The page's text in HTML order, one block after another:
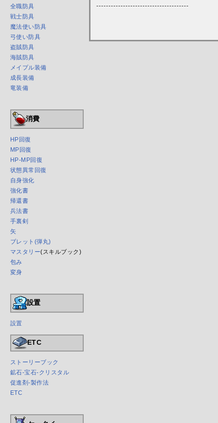
全職防具
戦士防具
魔法使い防具
弓使い防具
盗賊防具
海賊防具
メイプル装備
成長装備
竜装備
消費
HP回復
MP回復
HP-MP回復
状態異常回復
自身強化
強化書
帰還書
兵法書
手裏剣
矢
ブレット(弾丸)
マスタリー(スキルブック)
包み
変身
設置
設置
ETC
ストーリーブック
鉱石-宝石-クリスタル
促進剤-製作法
ETC
--------------------------------------